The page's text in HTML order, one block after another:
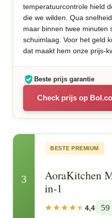
temperatuurcontrole hield
die we wilden. Qua
maar binnen twee minuten
schuimlaag. Voor het geld
dat maakt hem onze prijs-
Beste prijs garantie
Check prijs op
3
BESTE PREMIUM
AoraKitchen
in-1
4,4 59